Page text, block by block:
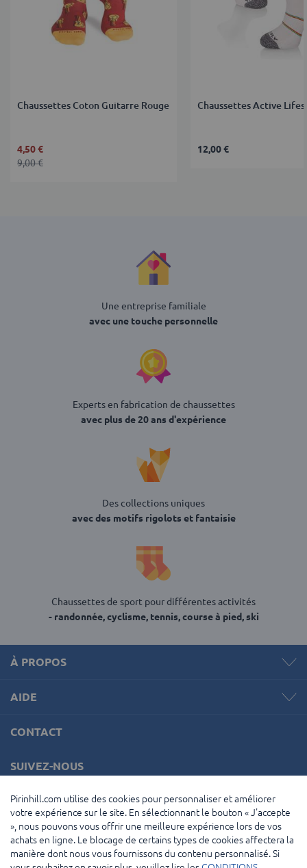
Chaussettes Coton Guitarre Rouge
4,50 €
9,00 €
Chaussettes Active
12,00 €
Une entreprise familiale
avec une touche personnelle
Experts en fabrication de chaussettes
avec plus de 20 ans d'expérience
Des collections uniques
avec des motifs rigolots et fantaisie
Chaussettes de sport pour différentes activités
- randonnée, cyclisme, tennis, course à pied, ski
À PROPOS
AIDE
CONTACT
SUIVEZ-NOUS
LANGUE
Pirinhill.com utilise des cookies pour personnaliser et améliorer
votre expérience sur le site. En sélectionnant le bouton « J'accepte
», nous pouvons vous offrir une meilleure expérience lors de vos
achats en ligne. Le blocage de certains types de cookies affectera la
manière dont nous vous fournissons du contenu personnalisé. Si